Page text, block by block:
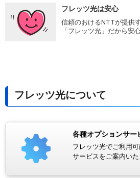
フレッツ光は安心
信頼のおけるNTTが提供
「フレッツ光」だから安心
フレッツ光について
各種オプションサー
フレッツ光でご利用
サービスをご案内いた